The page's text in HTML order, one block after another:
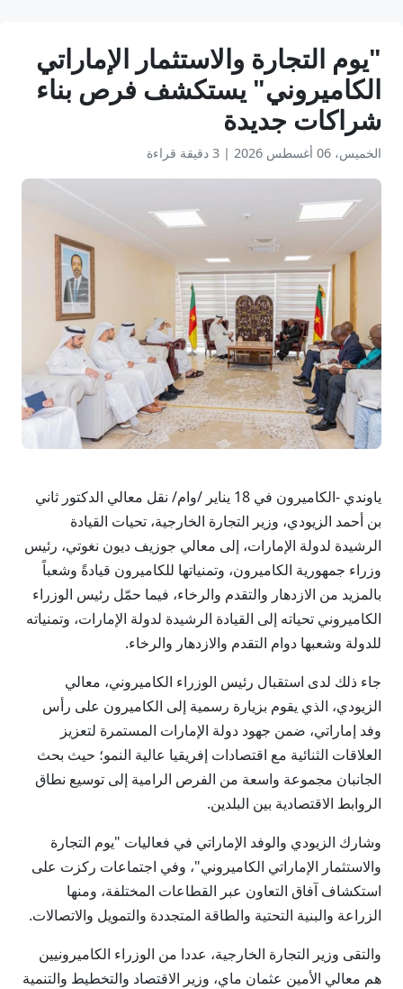
"يوم التجارة والاستثمار الإماراتي
الكاميروني" يستكشف فرص بناء
شراكات جديدة
الخميس، 06 أغسطس 2026 | 3 دقيقة قراءة
ياوندي -الكاميرون في 18 يناير /وام/ نقل معالي الدكتور ثاني
بن أحمد الزيودي، وزير التجارة الخارجية، تحيات القيادة
الرشيدة لدولة الإمارات، إلى معالي جوزيف ديون نغوتي، رئيس
وزراء جمهورية الكاميرون، وتمنياتها للكاميرون قيادةً وشعباً
بالمزيد من الازدهار والتقدم والرخاء، فيما حمّل رئيس الوزراء
الكاميروني تحياته إلى القيادة الرشيدة لدولة الإمارات، وتمنياته
للدولة وشعبها دوام التقدم والازدهار والرخاء.
جاء ذلك لدى استقبال رئيس الوزراء الكاميروني، معالي
الزيودي، الذي يقوم بزيارة رسمية إلى الكاميرون على رأس
وفد إماراتي، ضمن جهود دولة الإمارات المستمرة لتعزيز
العلاقات الثنائية مع اقتصادات إفريقيا عالية النمو؛ حيث بحث
الجانبان مجموعة واسعة من الفرص الرامية إلى توسيع نطاق
الروابط الاقتصادية بين البلدين.
وشارك الزيودي والوفد الإماراتي في فعاليات "يوم التجارة
والاستثمار الإماراتي الكاميروني"، وفي اجتماعات ركزت على
استكشاف آفاق التعاون عبر القطاعات المختلفة، ومنها
الزراعة والبنية التحتية والطاقة المتجددة والتمويل والاتصالات.
والتقى وزير التجارة الخارجية، عددا من الوزراء الكاميرونيين
هم معالي الأمين عثمان ماي، وزير الاقتصاد والتخطيط والتنمية